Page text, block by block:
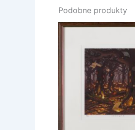
Podobne produkty